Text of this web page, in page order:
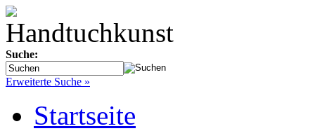
Suche:
Erweiterte Suche »
Startseite